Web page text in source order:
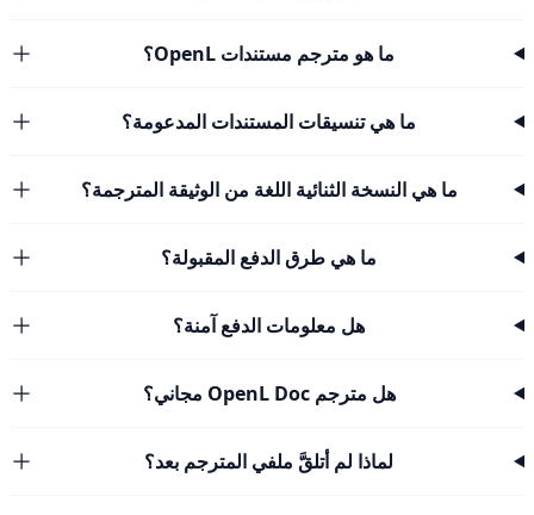
ما هو مترجم مستندات OpenL؟
ما هي تنسيقات المستندات المدعومة؟
ما هي النسخة الثنائية اللغة من الوثيقة المترجمة؟
ما هي طرق الدفع المقبولة؟
هل معلومات الدفع آمنة؟
هل مترجم OpenL Doc مجاني؟
لماذا لم أتلقَّ ملفي المترجم بعد؟